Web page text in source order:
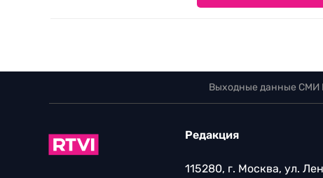
Выходные данные СМИ
Редакция
115280, г. Москва, ул.